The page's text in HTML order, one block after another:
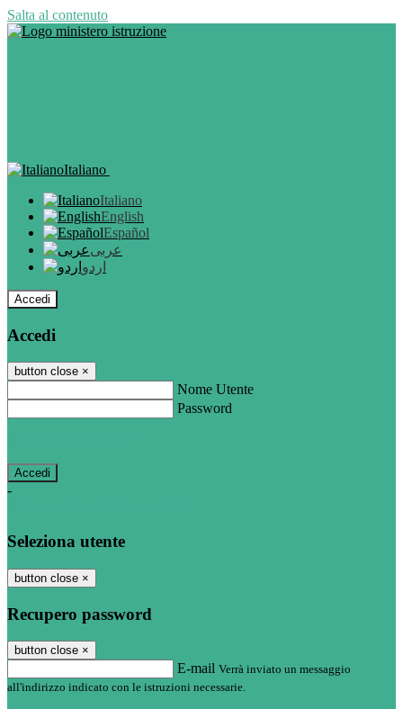
Salta al contenuto
Italiano
Italiano
English
Español
عربى
اردو
Accedi
Accedi
button close ×
Nome Utente
Password
-
Seleziona utente
button close ×
Recupero password
button close ×
E-mail Verrà inviato un messaggio
all'indirizzo indicato con le istruzioni necessarie.